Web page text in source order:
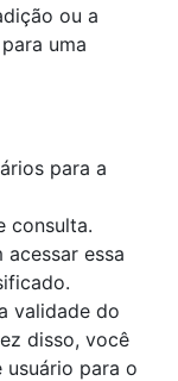
ou a
uma
para a
consulta.
essa
validade do
disso, você
usuário para o